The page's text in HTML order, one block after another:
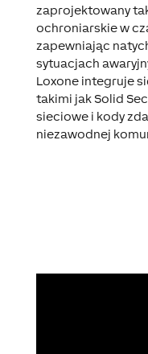
zaprojektowany
ochroniarskie w
zapewniając
sytuacjach
Loxone integruje
takimi jak Solid
sieciowe i kody
niezawodnej